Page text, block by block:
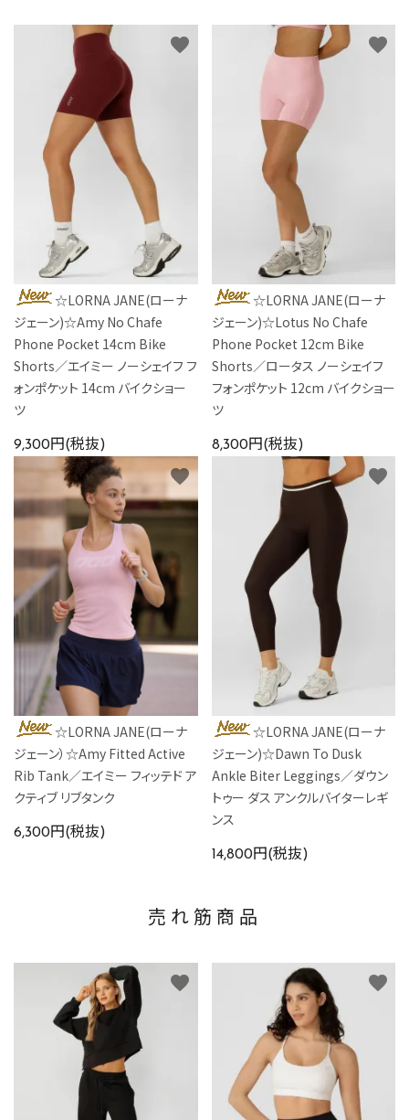
☆LORNA JANE(ローナ
ジェーン)☆Amy No Chafe
Phone Pocket 14cm Bike
Shorts／エイミー ノーシェイフ フ
ォンポケット 14cm バイクショー
ツ
9,300円(税抜)
favorite
☆LORNA JANE(ローナ
ジェーン)☆Lotus No Chafe
Phone Pocket 12cm Bike
Shorts／ロータス ノーシェイフ
フォンポケット 12cm バイクショー
ツ
8,300円(税抜)
favorite
☆LORNA JANE(ローナ
ジェーン）☆Amy Fitted Active
Rib Tank／エイミー フィッテド ア
クティブ リブタンク
6,300円(税抜)
favorite
☆LORNA JANE(ローナ
ジェーン)☆Dawn To Dusk
Ankle Biter Leggings／ダウン
トゥー ダス アンクルバイターレギ
ンス
14,800円(税抜)
favorite
売れ筋商品
favorite favorite